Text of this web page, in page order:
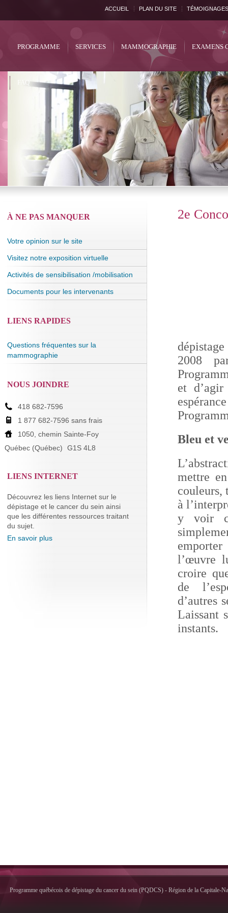
ACCUEIL PLAN DU SITE TÉMOIGNAGES
PROGRAMME SERVICES MAMMOGRAPHIE EXAMENS
FAQ
2e
2008
et
Bleu et
mettre
couleurs,
à
y voir
l’œuvre
croire
de
d’autres
Laissant
instants.
À NE PAS MANQUER
Votre opinion sur le site
Visitez notre exposition virtuelle
Activités de sensibilisation /mobilisation
Documents pour les intervenants
LIENS RAPIDES
Questions fréquentes sur la
mammographie
NOUS JOINDRE
418 682-7596
1 877 682-7596 sans frais
1050, chemin Sainte-Foy
Québec (Québec)
G1S 4L8
LIENS INTERNET
Découvrez les liens Internet sur le
dépistage et le cancer du sein ainsi
que les différentes ressources traitant
du sujet.
En savoir plus
Programme québécois de dépistage du cancer du sein (PQDCS) - Région de la Capitale-